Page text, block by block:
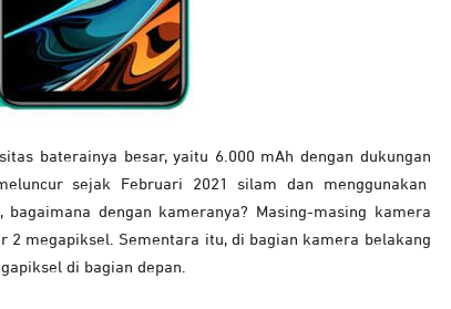
baterainya besar, yaitu 6.000 mAh dengan dukungan
sejak Februari 2021 silam dan menggunakan
dengan kameranya? Masing-masing kamera
2 megapiksel. Sementara itu, di bagian kamera belakang
di bagian depan.